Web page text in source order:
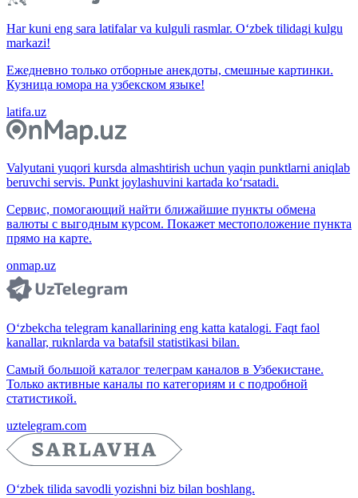
Har kuni eng sara latifalar va kulguli rasmlar. O‘zbek tilidagi kulgu
markazi!
Ежедневно только отборные анекдоты, смешные картинки.
Кузница юмора на узбекском языке!
latifa.uz
Valyutani yuqori kursda almashtirish uchun yaqin punktlarni aniqlab
beruvchi servis. Punkt joylashuvini kartada ko‘rsatadi.
Сервис, помогающий найти ближайшие пункты обмена
валюты с выгодным курсом. Покажет местоположение пункта
прямо на карте.
onmap.uz
O‘zbekcha telegram kanallarining eng katta katalogi. Faqt faol
kanallar, ruknlarda va batafsil statistikasi bilan.
Самый большой каталог телеграм каналов в Узбекистане.
Только активные каналы по категориям и с подробной
статистикой.
uztelegram.com
O‘zbek tilida savodli yozishni biz bilan boshlang.